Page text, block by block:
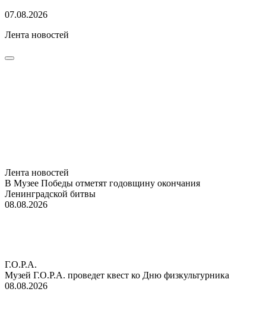
07.08.2026
Лента новостей
Лента новостей
В Музее Победы отметят годовщину окончания
Ленинградской битвы
08.08.2026
Г.О.Р.А.
Музей Г.О.Р.А. проведет квест ко Дню физкультурника
08.08.2026